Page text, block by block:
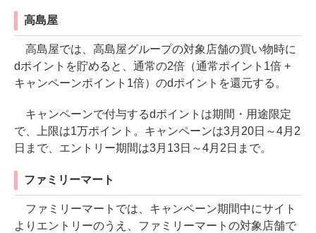
高島屋
高島屋では、高島屋グループの対象店舗の買い物時に
dポイントを貯めると、通常の2倍（通常ポイント1倍 +
キャンペーンポイント1倍）のdポイントを還元する。
キャンペーンで付与するdポイントは期間・用途限定
で、上限は1万ポイント。キャンペーンは3月20日～4月2
日まで、エントリー期間は3月13日～4月2日まで。
ファミリーマート
ファミリーマートでは、キャンペーン期間中にサイト
よりエントリーのうえ、ファミリーマートの対象店舗で